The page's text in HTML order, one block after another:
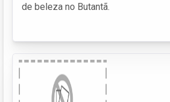
de beleza no Butantã.